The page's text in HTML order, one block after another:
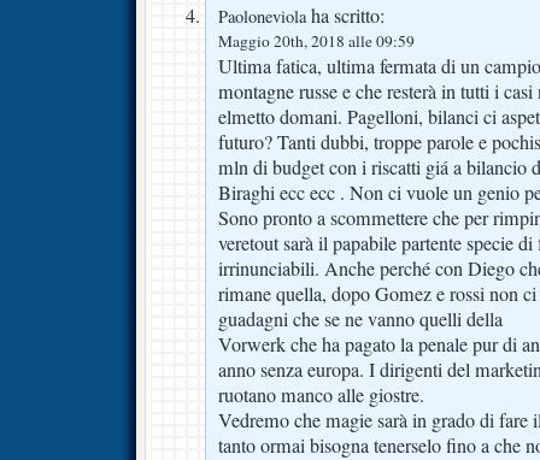
Paoloneviolaha scritto:
Maggio 20th, 2018 alle 09:59
Ultima fatica, ultima fermata di un
montagne russe e che resterà in tutti i
elmetto domani. Pagelloni, bilanci ci
futuro? Tanti dubbi, troppe parole e
mln di budget con i riscatti giá a bilancio
Biraghi ecc ecc . Non ci vuole un genio
Sono pronto a scommettere che per
veretout sarà il papabile partente specie
irrinunciabili. Anche perché con Diego
rimane quella, dopo Gomez e rossi non
guadagni che se ne vanno quelli della
Vorwerk che ha pagato la penale pur di
anno senza europa. I dirigenti del
ruotano manco alle giostre.
Vedremo che magie sarà in grado di fare
tanto ormai bisogna tenerselo fino a che